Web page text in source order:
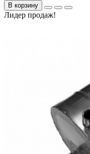
В корзину
Лидер продаж!